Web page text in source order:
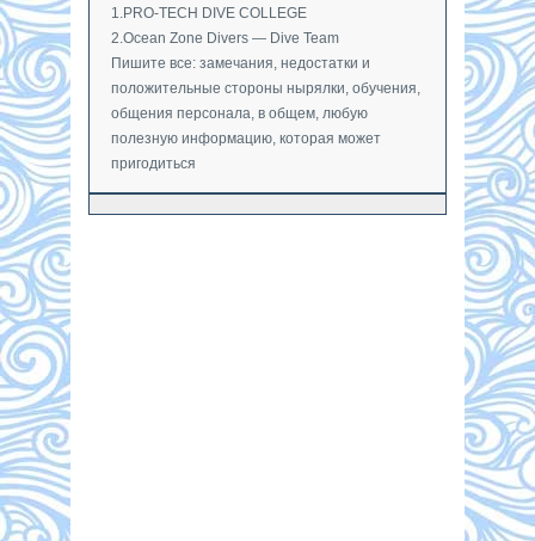
1.PRO-TECH DIVE COLLEGE
2.Ocean Zone Divers — Dive Team
Пишите все: замечания, недостатки и
положительные стороны нырялки, обучения,
общения персонала, в общем, любую
полезную информацию, которая может
пригодиться